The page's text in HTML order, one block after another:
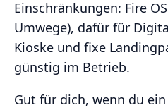
Einschränkungen: Fire
Umwege), dafür für
Kioske und fixe
günstig im Betrieb.
Gut für dich, wenn du